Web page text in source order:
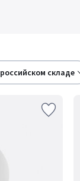
российском складе